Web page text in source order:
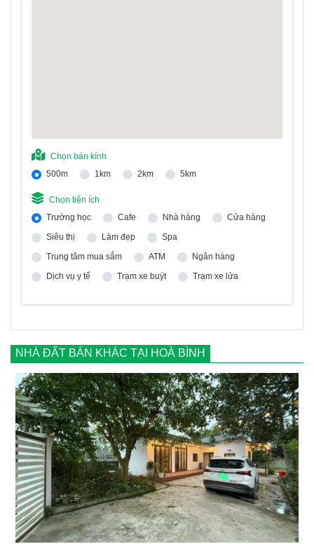
Chọn bán kính
500m
1km 2km 5km
Chọn tiện ích
Trường học
Cafe Nhà hàng
Cửa hàng
Siêu thị
Làm đẹp
Spa
Trung tâm mua sắm
ATM
Ngân hàng
Dịch vụ y tế
Trạm xe buýt Trạm xe lửa
NHÀ ĐẤT BÁN KHÁC TẠI HOÀ BÌNH